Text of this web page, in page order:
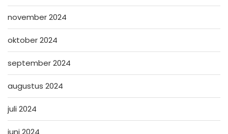
november 2024
oktober 2024
september 2024
augustus 2024
juli 2024
juni 2024